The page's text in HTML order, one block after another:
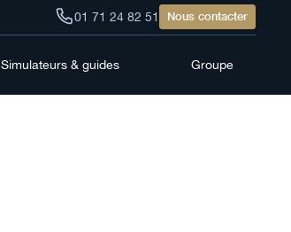
01 71 24 82 51 Nous contacter
Simulateurs & guides Groupe